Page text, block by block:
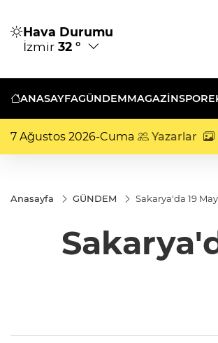
Hava Durumu
İzmir 32 °
ANASAYFAGÜNDEMMAGAZİNSPOR
7 Ağustos 2026-Cuma Yazarlar
Anasayfa GÜNDEM Sakarya'da 19